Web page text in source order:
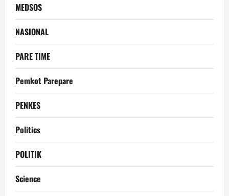
MEDSOS
NASIONAL
PARE TIME
Pemkot Parepare
PENKES
Politics
POLITIK
Science